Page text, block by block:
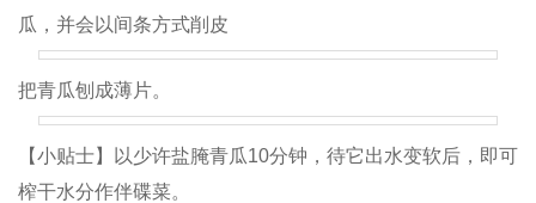
瓜，并会以间条方式削皮
把青瓜刨成薄片。
【小贴士】以少许盐腌青瓜10分钟，待它出水变软后，即可
榨干水分作伴碟菜。